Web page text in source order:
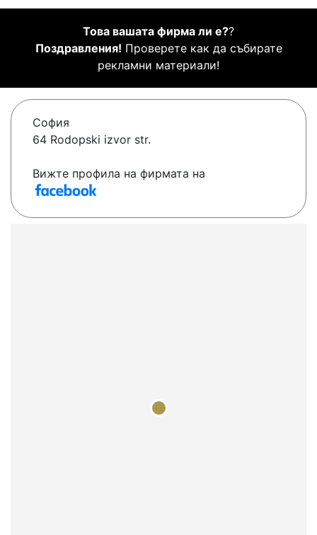
Това вашата фирма ли е??
Поздравления! Проверете как да събирате
рекламни материали!
София
64 Rodopski izvor str.
Вижте профила на фирмата на